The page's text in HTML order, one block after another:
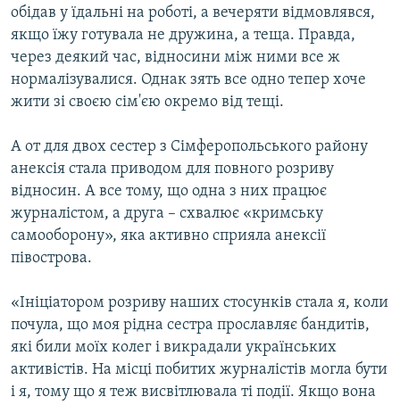
обідав у їдальні на роботі, а вечеряти відмовлявся,
якщо їжу готувала не дружина, а теща. Правда,
через деякий час, відносини між ними все ж
нормалізувалися. Однак зять все одно тепер хоче
жити зі своєю сім'єю окремо від тещі.
А от для двох сестер з Сімферопольського району
анексія стала приводом для повного розриву
відносин. А все тому, що одна з них працює
журналістом, а друга – схвалює «кримську
самооборону», яка активно сприяла анексії
півострова.
«Ініціатором розриву наших стосунків стала я, коли
почула, що моя рідна сестра прославляє бандитів,
які били моїх колег і викрадали українських
активістів. На місці побитих журналістів могла бути
і я, тому що я теж висвітлювала ті події. Якщо вона